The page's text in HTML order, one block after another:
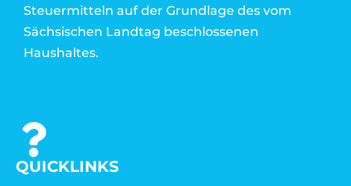
Steuermitteln auf der Grundlage des vom
Sächsischen Landtag beschlossenen
Haushaltes.
QUICKLINKS